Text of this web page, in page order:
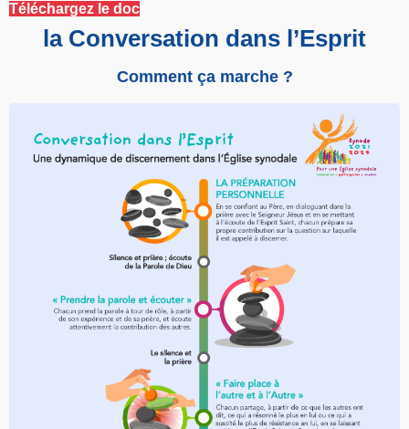
Téléchargez le doc
la Conversation dans l’Esprit
Comment ça marche ?